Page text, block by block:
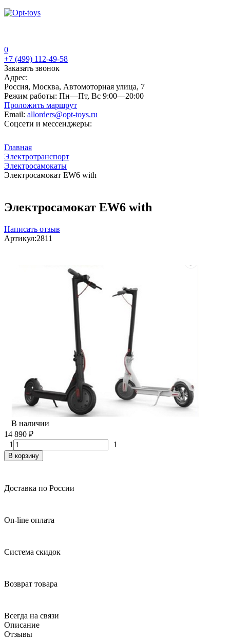
0
+7 (499) 112-49-58
Заказать звонок
Адрес:
Россия, Москва, Автомоторная улица, 7
Режим работы: Пн—Пт, Вс 9:00—20:00
Проложить маршрут
Email: allorders@opt-toys.ru
Соцсети и мессенджеры:
Главная
Электротранспорт
Электросамокаты
Электросамокат EW6 with
Электросамокат EW6 with
Написать отзыв
Артикул:2811
В наличии
14 890 ₽
1
1
В корзину
Доставка по России
On-line оплата
Система скидок
Возврат товара
Всегда на связи
Описание
Отзывы